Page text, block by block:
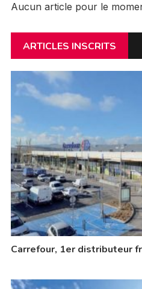
Aucun article pour le
ARTICLES INSCRITS
Carrefour, 1er distributeur